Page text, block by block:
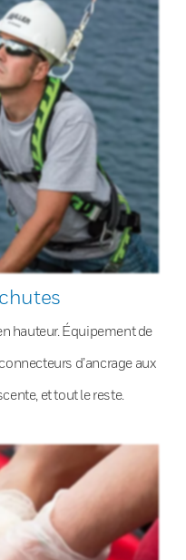
hauteur. Équipement de
d’ancrage aux
et tout le reste.